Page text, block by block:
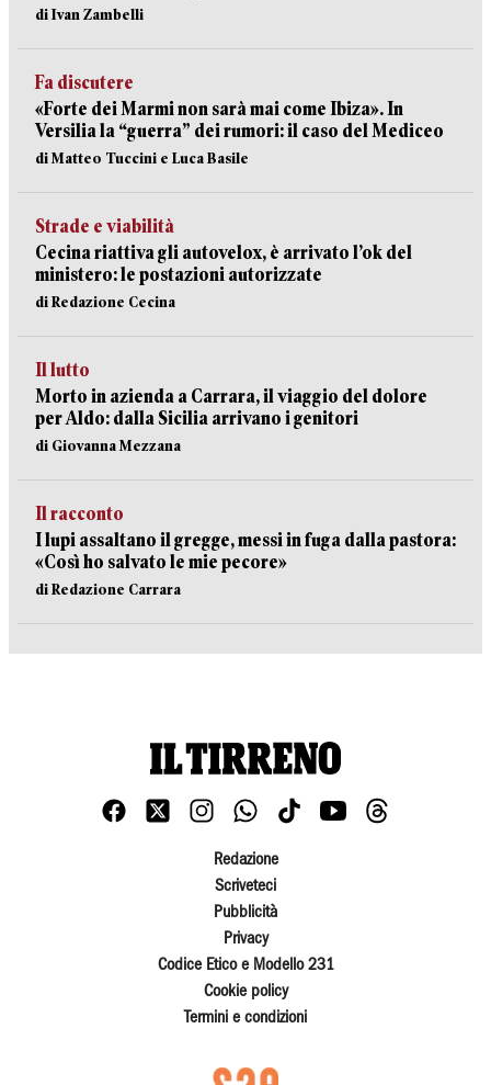
di Ivan Zambelli
Fa discutere
«Forte dei Marmi non sarà mai come Ibiza». In
Versilia la “guerra” dei rumori: il caso del Mediceo
di Matteo Tuccini e Luca Basile
Strade e viabilità
Cecina riattiva gli autovelox, è arrivato l’ok del
ministero: le postazioni autorizzate
di Redazione Cecina
Il lutto
Morto in azienda a Carrara, il viaggio del dolore
per Aldo: dalla Sicilia arrivano i genitori
di Giovanna Mezzana
Il racconto
I lupi assaltano il gregge, messi in fuga dalla pastora:
«Così ho salvato le mie pecore»
di Redazione Carrara
Redazione
Scriveteci
Pubblicità
Privacy
Codice Etico e Modello 231
Cookie policy
Termini e condizioni